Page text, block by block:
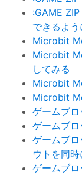
:GAME
できるよう
Microbit
Microbit
してみる
Microbit
Microbit
ゲームブロ
ゲームブ
ゲームブ
ウトを同
ゲームブ